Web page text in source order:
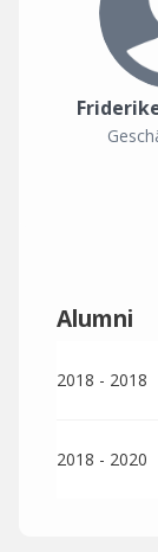
Alumni
2018 - 2018
2018 - 2020